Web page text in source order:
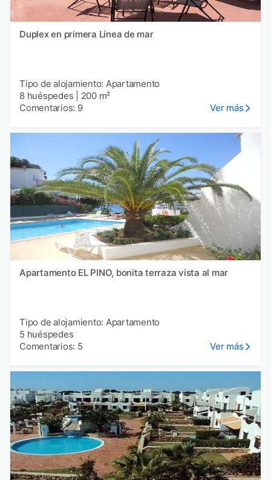
Duplex en primera Línea de mar
Tipo de alojamiento: Apartamento
8 huéspedes
200 m²
Comentarios: 9
Ver más
Apartamento EL PINO, bonita terraza vista al mar
Tipo de alojamiento: Apartamento
5 huéspedes
Comentarios: 5
Ver más